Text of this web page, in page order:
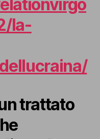
la-
trattato